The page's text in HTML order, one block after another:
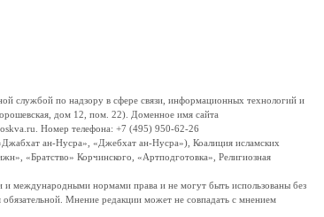
службой по надзору в сфере связи, информационных технологий и
дом 12, пом. 22). Доменное имя сайта
Номер телефона: +7 (495) 950-62-26
ан-Нусра», «Джебхат ан-Нусра»), Коалиция исламских
«Братство» Корчинского, «Артподготовка», Религиозная
и международными нормами права и не могут быть использованы без
Мнение редакции может не совпадать с мнением